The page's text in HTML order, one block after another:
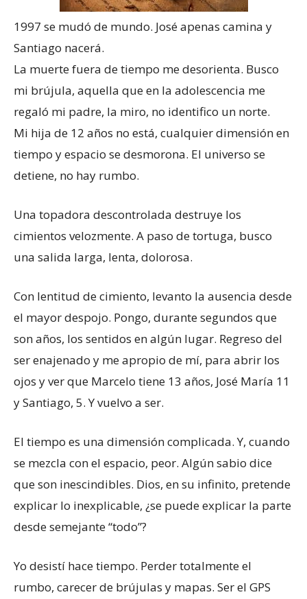
1997 se mudó de mundo. José apenas camina y
Santiago nacerá.
La muerte fuera de tiempo me desorienta. Busco
mi brújula, aquella que en la adolescencia me
regaló mi padre, la miro, no identifico un norte.
Mi hija de 12 años no está, cualquier dimensión en
tiempo y espacio se desmorona. El universo se
detiene, no hay rumbo.
Una topadora descontrolada destruye los
cimientos velozmente. A paso de tortuga, busco
una salida larga, lenta, dolorosa.
Con lentitud de cimiento, levanto la ausencia desde
el mayor despojo. Pongo, durante segundos que
son años, los sentidos en algún lugar. Regreso del
ser enajenado y me apropio de mí, para abrir los
ojos y ver que Marcelo tiene 13 años, José María 11
y Santiago, 5. Y vuelvo a ser.
El tiempo es una dimensión complicada. Y, cuando
se mezcla con el espacio, peor. Algún sabio dice
que son inescindibles. Dios, en su infinito, pretende
explicar lo inexplicable, ¿se puede explicar la parte
desde semejante “todo”?
Yo desistí hace tiempo. Perder totalmente el
rumbo, carecer de brújulas y mapas. Ser el GPS